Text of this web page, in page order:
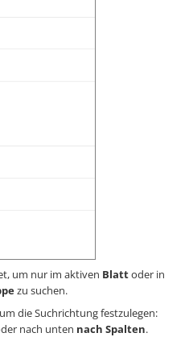
um nur im aktiven Blattoder in
zu suchen.
die Suchrichtung festzulegen:
nach unten nach Spalten.